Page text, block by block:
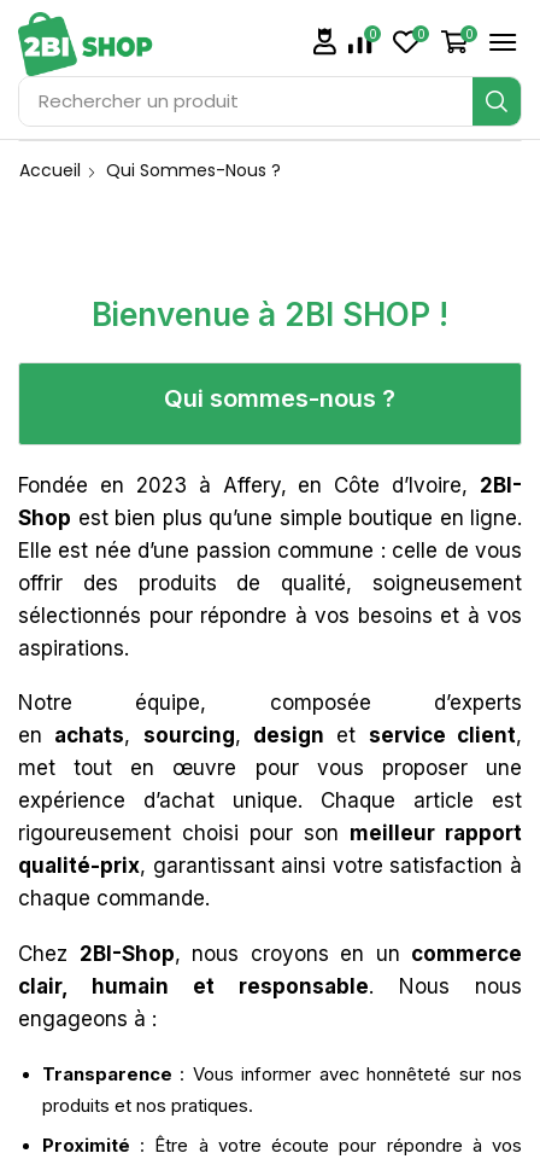
Rechercher un produit
0 0 0
Accueil Qui Sommes-Nous ?
Bienvenue à 2BI SHOP !
Qui sommes-nous ?
Fondée en 2023 à Affery, en Côte d’Ivoire, 2BI-
Shop est bien plus qu’une simple boutique en ligne.
Elle est née d’une passion commune : celle de vous
offrir des produits de qualité, soigneusement
sélectionnés pour répondre à vos besoins et à vos
aspirations.
Notre équipe, composée d’experts
en achats, sourcing, design et service client,
met tout en œuvre pour vous proposer une
expérience d’achat unique. Chaque article est
rigoureusement choisi pour son meilleur rapport
qualité-prix, garantissant ainsi votre satisfaction à
chaque commande.
Chez 2BI-Shop, nous croyons en un commerce
clair, humain et responsable. Nous nous
engageons à :
Transparence : Vous informer avec honnêteté sur nos
produits et nos pratiques.
Proximité : Être à votre écoute pour répondre à vos